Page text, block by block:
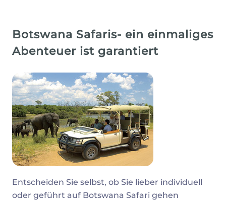
Botswana Safaris- ein einmaliges
Abenteuer ist garantiert
Entscheiden Sie selbst, ob Sie lieber individuell
oder geführt auf Botswana Safari gehen